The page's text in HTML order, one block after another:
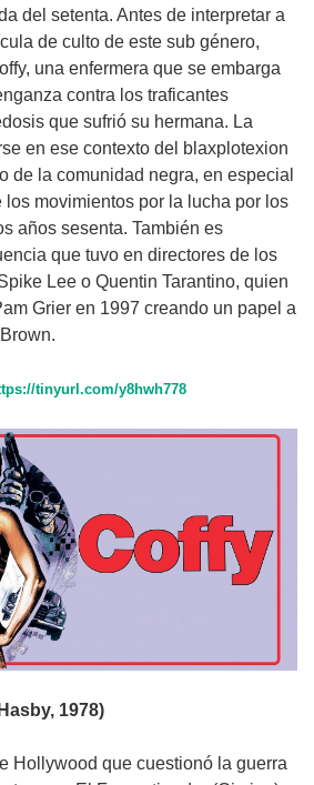
del setenta. Antes de interpretar a
de culto de este sub género,
una enfermera que se embarga
contra los traficantes
que sufrió su hermana. La
en ese contexto del blaxplotexion
de la comunidad negra, en especial
los movimientos por la lucha por los
años sesenta. También es
que tuvo en directores de los
Lee o Quentin Tarantino, quien
Grier en 1997 creando un papel a
Brown.
tinyurl.com/y8hwh778
1978)
Hollywood que cuestionó la guerra